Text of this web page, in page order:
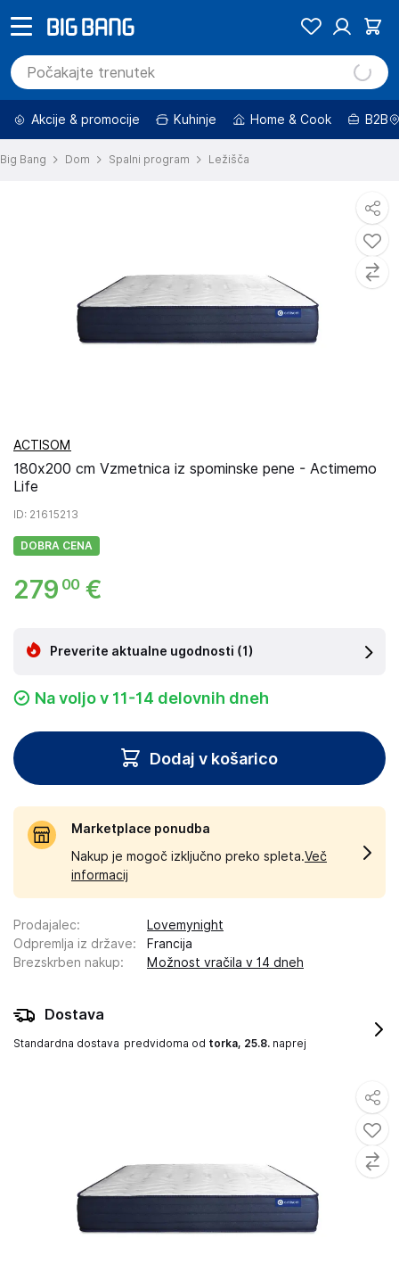
Akcije & promocije Kuhinje Home & Cook B2B
Big Bang Dom Spalni program Ležišča
ACTISOM
180x200 cm Vzmetnica iz spominske pene - Actimemo
Life
ID: 21615213
DOBRA CENA
279 00 €
Preverite aktualne ugodnosti (1)
Na voljo v 11-14 delovnih dneh
Dodaj v košarico
Marketplace ponudba
Nakup je mogoč izključno preko spleta.Več
informacij
Prodajalec:
Lovemynight
Odpremlja iz države:
Francija
Brezskrben nakup: Možnost vračila v 14 dneh
Dostava
Standardna dostava predvidoma od torka, 25.8. naprej